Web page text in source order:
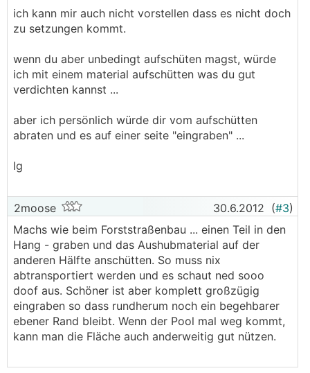
ich kann mir auch nicht vorstellen dass es nicht doch
zu setzungen kommt.
wenn du aber unbedingt aufschüten magst, würde
ich mit einem material aufschütten was du gut
verdichten kannst ...
aber ich persönlich würde dir vom aufschütten
abraten und es auf einer seite "eingraben" ...
lg
2moose 30.6.2012 (#3)
Machs wie beim Forststraßenbau ... einen Teil in den
Hang - graben und das Aushubmaterial auf der
anderen Hälfte anschütten. So muss nix
abtransportiert werden und es schaut ned sooo
doof aus. Schöner ist aber komplett großzügig
eingraben so dass rundherum noch ein begehbarer
ebener Rand bleibt. Wenn der Pool mal weg kommt,
kann man die Fläche auch anderweitig gut nützen.